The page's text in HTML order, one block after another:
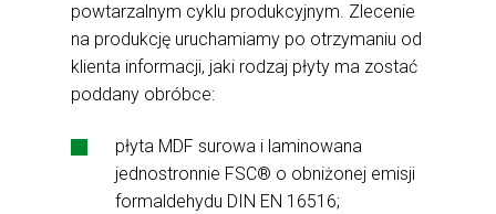
powtarzalnym cyklu produkcyjnym. Zlecenie
na produkcję uruchamiamy po otrzymaniu od
klienta informacji, jaki rodzaj płyty ma zostać
poddany obróbce:
płyta MDF surowa i laminowana
jednostronnie FSC® o obniżonej emisji
formaldehydu DIN EN 16516;